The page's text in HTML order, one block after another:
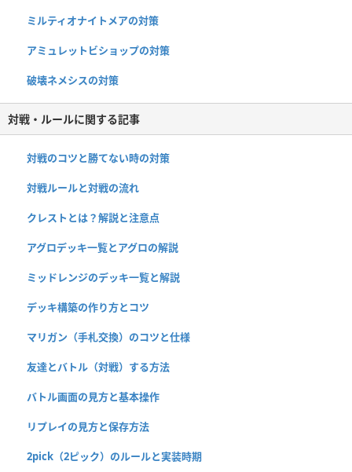
ミルティオナイトメアの対策
アミュレットビショップの対策
破壊ネメシスの対策
対戦・ルールに関する記事
対戦のコツと勝てない時の対策
対戦ルールと対戦の流れ
クレストとは？解説と注意点
アグロデッキ一覧とアグロの解説
ミッドレンジのデッキ一覧と解説
デッキ構築の作り方とコツ
マリガン（手札交換）のコツと仕様
友達とバトル（対戦）する方法
バトル画面の見方と基本操作
リプレイの見方と保存方法
2pick（2ピック）のルールと実装時期